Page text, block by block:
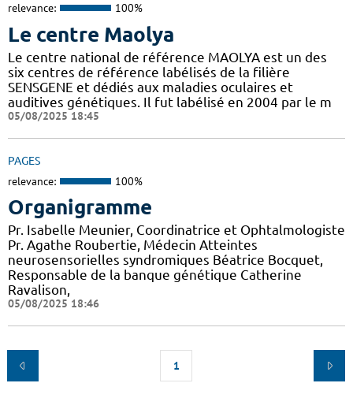
relevance: 100%
Le centre Maolya
Le centre national de référence MAOLYA est un des
six centres de référence labélisés de la filière
SENSGENE et dédiés aux maladies oculaires et
auditives génétiques. Il fut labélisé en 2004 par le m
05/08/2025 18:45
PAGES
relevance: 100%
Organigramme
Pr. Isabelle Meunier, Coordinatrice et Ophtalmologiste
Pr. Agathe Roubertie, Médecin Atteintes
neurosensorielles syndromiques Béatrice Bocquet,
Responsable de la banque génétique Catherine
Ravalison,
05/08/2025 18:46
1